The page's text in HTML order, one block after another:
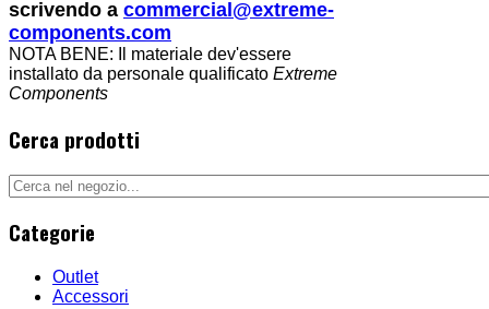
scrivendo a commercial@extreme-
components.com
NOTA BENE: Il materiale dev'essere
installato da personale qualificato Extreme
Components
Cerca prodotti
Categorie
Outlet
Accessori